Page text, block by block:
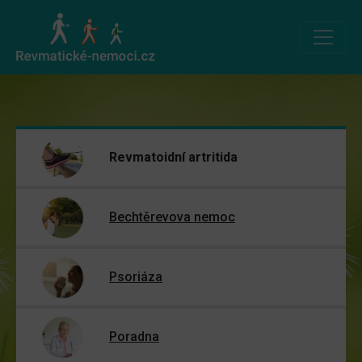
Revmatoidní artritida
Bechtěrevova nemoc
Psoriáza
Poradna